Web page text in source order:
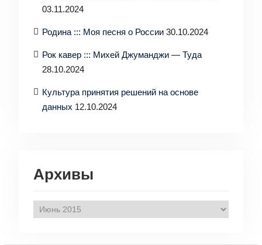
03.11.2024
Родина ::: Моя песня о России 30.10.2024
Рок кавер ::: Михей Джуманджи — Туда
28.10.2024
Культура принятия решений на основе
данных 12.10.2024
Архивы
Архивы